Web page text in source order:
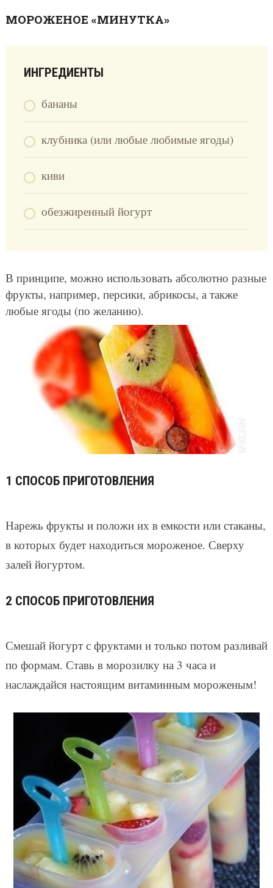
МОРОЖЕНОЕ «МИНУТКА»
ИНГРЕДИЕНТЫ
бананы
клубника (или любые любимые ягоды)
киви
обезжиренный йогурт
В принципе, можно использовать абсолютно разные
фрукты, например, персики, абрикосы, а также
любые ягоды (по желанию).
1 СПОСОБ ПРИГОТОВЛЕНИЯ
Нарежь фрукты и положи их в емкости или стаканы,
в которых будет находиться мороженое. Сверху
залей йогуртом.
2 СПОСОБ ПРИГОТОВЛЕНИЯ
Смешай йогурт с фруктами и только потом разливай
по формам. Ставь в морозилку на 3 часа и
наслаждайся настоящим витаминным мороженым!